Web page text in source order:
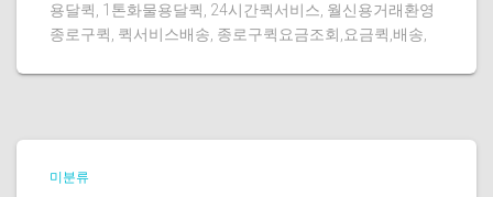
용달퀵, 1톤화물용달퀵, 24시간퀵서비스, 월신용거래환영
종로구퀵, 퀵서비스배송, 종로구퀵요금조회,요금퀵,배송,
미분류